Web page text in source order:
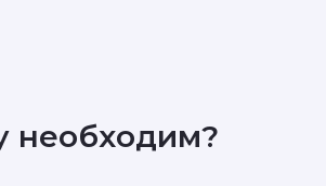
необходим?